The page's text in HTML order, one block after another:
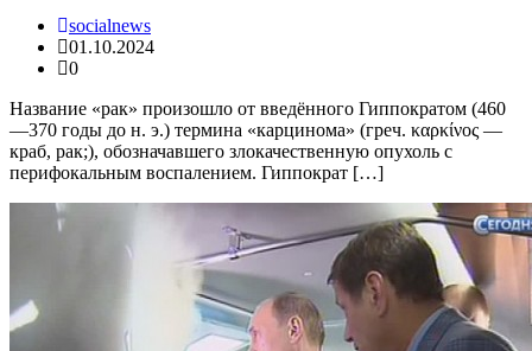
socialnews
01.10.2024
0
Название «рак» произошло от введённого Гиппократом (460
—370 годы до н. э.) термина «карцинома» (греч. καρκίνος —
краб, рак;), обозначавшего злокачественную опухоль с
перифокальным воспалением. Гиппократ […]